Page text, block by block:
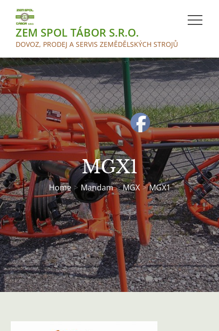
contentZEM SPOL TÁBOR S.R.O.
DOVOZ, PRODEJ A SERVIS ZEMĚDĚLSKÝCH STROJŮ
MGX1
Home Mandam MGX MGX1